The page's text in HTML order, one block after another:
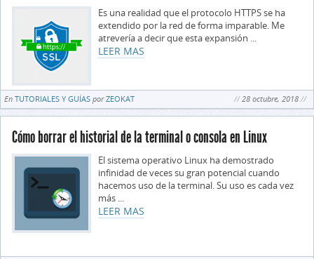
Es una realidad que el protocolo HTTPS se ha
extendido por la red de forma imparable. Me
atrevería a decir que esta expansión ...
LEER MAS
En TUTORIALES Y GUÍAS porZEOKAT 28 octubre, 2018
Cómo borrar el historial de la terminal o consola en Linux
El sistema operativo Linux ha demostrado
infinidad de veces su gran potencial cuando
hacemos uso de la terminal. Su uso es cada vez
más ...
LEER MAS